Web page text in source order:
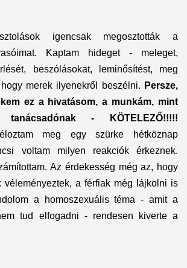
igencsak megosztották a
Kaptam hideget - meleget,
beszólásokat, leminősítést, meg
merek ilyenekről beszélni. Persze,
ez a hivatásom, a munkám, mint
tanácsadónak - KÖTELEZŐ!!!!!
meg egy szürke hétköznap
voltam milyen reakciók érkeznek.
Az érdekesség még az, hogy
véleményeztek, a férfiak még lájkolni is
a homoszexuális téma - amit a
tud elfogadni - rendesen kiverte a